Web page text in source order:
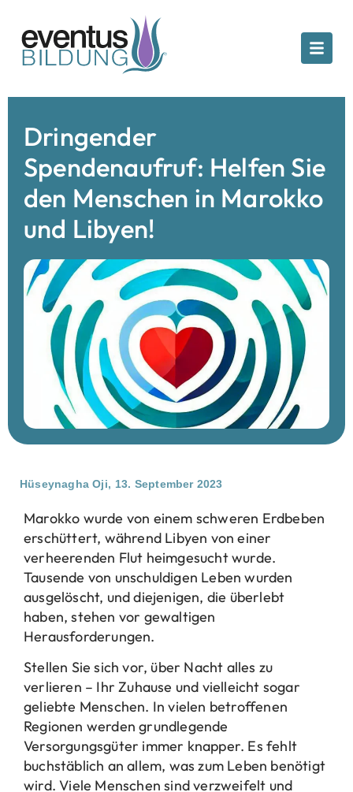
Dringender
Spendenaufruf: Helfen Sie
den Menschen in Marokko
und Libyen!
Hüseynagha Oji, 13. September 2023
Marokko wurde von einem schweren Erdbeben
erschüttert, während Libyen von einer
verheerenden Flut heimgesucht wurde.
Tausende von unschuldigen Leben wurden
ausgelöscht, und diejenigen, die überlebt
haben, stehen vor gewaltigen
Herausforderungen.
Stellen Sie sich vor, über Nacht alles zu
verlieren – Ihr Zuhause und vielleicht sogar
geliebte Menschen. In vielen betroffenen
Regionen werden grundlegende
Versorgungsgüter immer knapper. Es fehlt
buchstäblich an allem, was zum Leben benötigt
wird. Viele Menschen sind verzweifelt und